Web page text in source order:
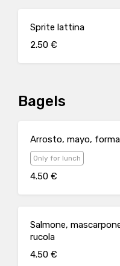
Sprite lattina
2.50 €
Bagels
Arrosto, mayo,
Only for lunch
4.50 €
Salmone,
rucola
4.50 €